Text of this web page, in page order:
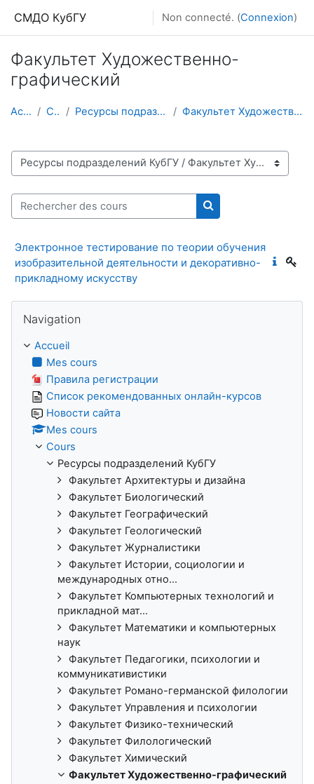
СМДО КубГУ Non connecté. (Connexion)
Факультет Художественно-
графический
Accueil Cours Ресурсы подразделений КубГУ Факультет Художественно-графический
Catégories de cours
Rechercher des cours
Rechercher des cours
Электронное тестирование по теории обучения
изобразительной деятельности и декоративно-
прикладному искусству
Navigation
Accueil
Mes cours
Правила регистрации
Список рекомендованных онлайн-курсов
Новости сайта
Mes cours
Cours
Ресурсы подразделений КубГУ
Факультет Архитектуры и дизайна
Факультет Биологический
Факультет Географический
Факультет Геологический
Факультет Журналистики
Факультет Истории, социологии и
международных отно...
Факультет Компьютерных технологий и
прикладной мат...
Факультет Математики и компьютерных
наук
Факультет Педагогики, психологии и
коммуникативистики
Факультет Романо-германской филологии
Факультет Управления и психологии
Факультет Физико-технический
Факультет Филологический
Факультет Химический
Факультет Художественно-графический